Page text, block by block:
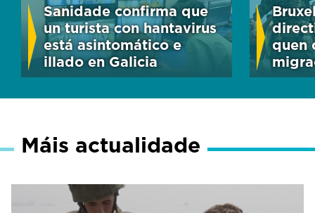
Sanidade confirma que
un turista con hantavirus
está asintomático e
illado en Galicia
quen
Máis actualidade